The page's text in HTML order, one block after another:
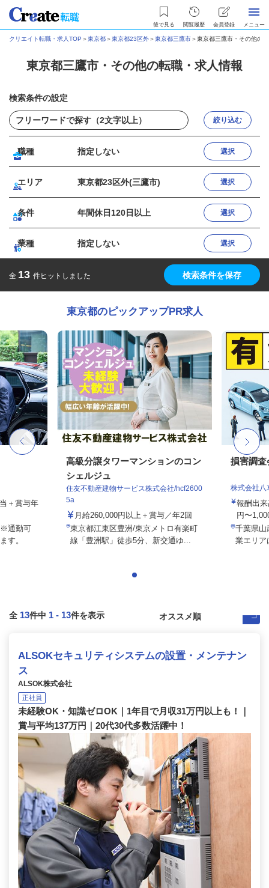
後で見る 閲覧履歴 会員登録 メニュー
クリエイト転職・求人TOP ＞東京都＞東京都23区外＞東京都三鷹市＞東京都三鷹市・その他の
東京都三鷹市・その他の転職・求人情報
検索条件の設定
絞り込む
職種 指定しない 選択
エリア 東京都23区外(三鷹市) 選択
条件 年間休日120日以上 選択
業種 指定しない 選択
全 13 件ヒットしました 検索条件を保存
東京都のピックアップPR求人
＋賞与年
通勤可
す。
高級分譲タワーマンションのコン
シェルジュ
住友不動産建物サービス株式会社/hcf2600
5a
月給260,000円以上＋賞与／年2回
東京都江東区豊洲/東京メトロ有楽町
線「豊洲駅」徒歩5分、新交通ゆ...
損害調査
株式会社
報酬出
円〜
千葉県山
業エリア
全 13件中 1 - 13件を表示
ALSOKセキュリティシステムの設置・メンテナン
ス
ALSOK株式会社
正社員
未経験OK・知識ゼロOK｜1年目で月収31万円以上も！｜
賞与平均137万円｜20代30代多数活躍中！